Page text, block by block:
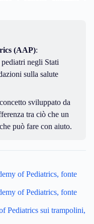
(AAP):
negli Stati
sulla salute
sviluppato da
tra ciò che un
può fare con aiuto.
of Pediatrics, fonte
of Pediatrics, fonte
Pediatrics sui trampolini,